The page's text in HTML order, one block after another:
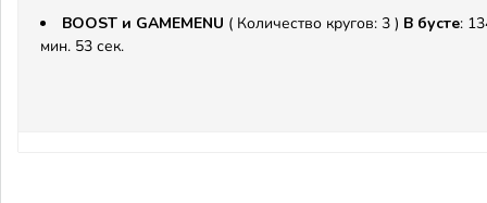
BOOST и GAMEMENU ( Количество кругов: 3 ) В бусте:
мин. 53 сек.